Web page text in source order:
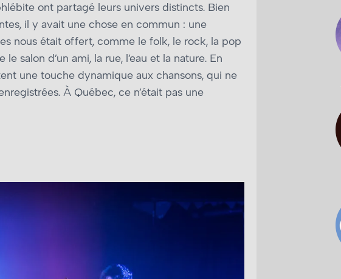
ont partagé leurs univers distincts. Bien
il y avait une chose en commun : une
nous était offert, comme le folk, le rock, la pop
salon d’un ami, la rue, l’eau et la nature. En
une touche dynamique aux chansons, qui ne
À Québec, ce n’était pas une